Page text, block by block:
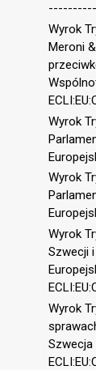
Wyrok
Meroni
Wyrok
Wyrok
Wyrok
Szwecji
Wyrok
Szwecja